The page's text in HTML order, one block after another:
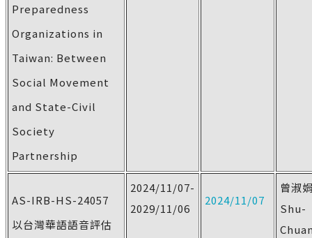
Preparedness
Organizations in
Taiwan: Between
Social Movement
and State-Civil
Society
Partnership
AS-IRB-HS-24057
以台灣華語語音評估
2024/11/07-
2029/11/06
2024/11/07
曾淑
Shu-